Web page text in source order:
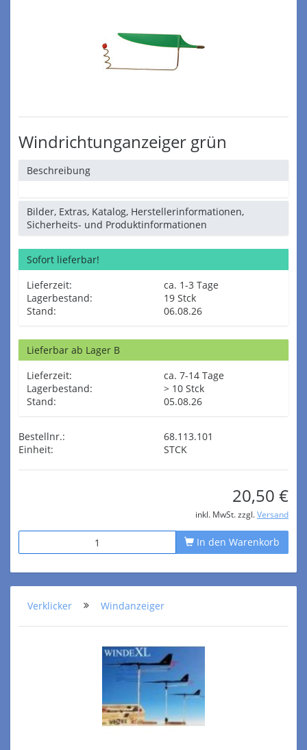
Windrichtunganzeiger grün
Beschreibung
Bilder, Extras, Katalog, Herstellerinformationen,
Sicherheits- und Produktinformationen
Sofort lieferbar!
Lieferzeit:
ca. 1-3 Tage
Lagerbestand:
19 Stck
Stand:
06.08.26
Lieferbar ab Lager B
Lieferzeit:
ca. 7-14 Tage
Lagerbestand:
> 10 Stck
Stand:
05.08.26
Bestellnr.:
68.113.101
Einheit:
STCK
20,50 €
inkl. MwSt. zzgl. Versand
In den Warenkorb
Verklicker Windanzeiger